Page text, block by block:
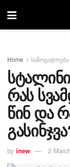
Home საზოგადოება
რას
წინ და
by inew 2